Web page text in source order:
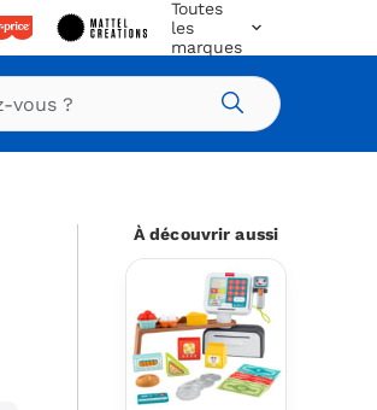
Toutes
les
marques
Rechercher
À découvrir aussi